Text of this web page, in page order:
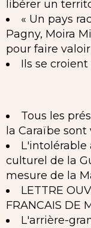
libérer un
« Un pays
Pagny, Moira
pour faire
Ils se
Tous les
la Caraïbe sont
culturel de la
mesure de la
LETTRE
FRANCAIS DE
L'arrière-